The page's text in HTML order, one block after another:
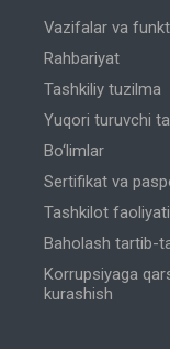
Vazifalar va
Rahbariyat
Tashkiliy tuzilma
Yuqori turuvchi
Bo‘limlar
Sertifikat va
Tashkilot faoliyati
Baholash tartib-
Korrupsiyaga
kurashish